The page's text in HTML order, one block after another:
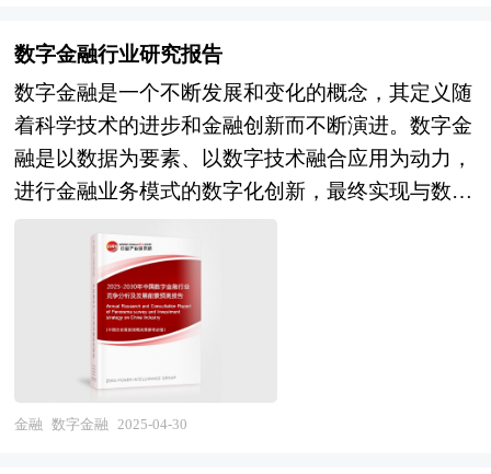
度。首先，市场的复杂性和不确定性增加了投资决
策的难度。金融市场的价格波动受到多种因素的影
响，包括宏观经济形势、政策变化、地缘政治事
件、企业经营状况等，这些因素相互交织，难以准
确预测。投资者需要具备扎实的经济学、金融学、
数学等多学科知识，以及敏锐的市场洞察力和分析
能力，才能在复杂的市场环境中做出合理的投资决
策。其次，行业的竞争激烈也给发展带来了难度。
随着金融市场的不断发展，越来越多的金融机构和
个人参与到金融投资领域，市场竞争日益激烈。金
融机构需要不断提升自身的专业能力和服务水平，
打造差异化竞争优势，才能在激烈的市场竞争中脱
品和服务模式，如知识产权挂钩贷款、科技积分专
利价值双挂钩贷款等，这些创新举措为金融科技的
发展提供了新的思路和方向。此外，重庆作为“国
家数字经济创新发展试验区”和“西部大开发”的重
要战略支点，受到国家政策的大力支持，这为金融
金融科技的不断创新和应用场景的不断拓展，其在
金融科技领域的影响力将进一步提升。 本研究咨
询报告由中研普华咨询公司领衔撰写，在大量周密
的市场调研基础上，主要依据了国家统计局、国家
商务部、国家发改委、国家经济信息中心、国务院
发展研究中心、全国商业信息中心、中国经济景气
场体系、成熟的金融监管制度以及丰富的投资经
金注重投资策略的创新与优化，通过与顶级金融机
构合作，不断提升投资组合的收益水平与风险控制
能力。另一方面，北美内部的主权基金之间也存在
一定的竞争与合作。例如，加拿大和美国的主权基
金在投资北美本地市场时，会相互竞争优质资产，
但同时也会在跨境投资中寻求合作机会，共同拓展
国际市场。这种竞争与合作的平衡关系，推动了北
美主权基金行业的整体发展，使其在全球金融舞台
上具有较强的竞争力。 主权基金行业的发展对北
美地区具有多方面的重要意义。首先，从宏观经济
角度来看，主权基金为北美国家的经济稳定与可持
数字金融行业研究报告
数字金融是一个不断发展和变化的概念，其定义随
着科学技术的进步和金融创新而不断演进。数字金
融是以数据为要素、以数字技术融合应用为动力，
进行金融业务模式的数字化创新，最终实现与数字
经济全面适配的金融形态。 数字金融在国内外都
得到了快速发展。在国内，数字金融已经成为金融
创新发展的重要趋势，银行通过加强数字技术的深
度应用，积极培育金融新质生产力，构建金融新业
态，推动金融数字化转型，从而推动金融高质量发
展。例如，中国平安通过构建数据中台和技术底
座，搭建了通用模型、垂域模型和应用模型三层大
金融 数字金融 2025-04-30